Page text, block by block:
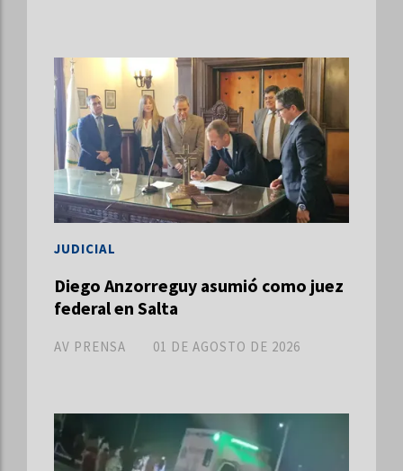
Diego Anzorreguy asumió como juez
federal en Salta
AV PRENSA
JUDICIAL
01 DE AGOSTO DE 2026